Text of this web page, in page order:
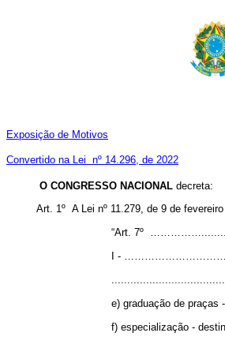
Exposição de Motivos
Convertido na Lei nº 14.296, de 2022
O CONGRESSO NACIONAL decreta:
Art. 1º A Lei nº 11.279, de 9 de
“Art. 7º
I -
e) graduação de praças
f) especialização -